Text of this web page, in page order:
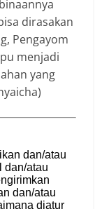
dirasakan
Pengayom
menjadi
yang